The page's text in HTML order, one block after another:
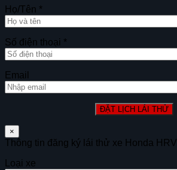
Họ/Tên *
Số điện thoại *
Email
×
Thông tin đăng ký lái thử xe Honda HRV
Loại xe